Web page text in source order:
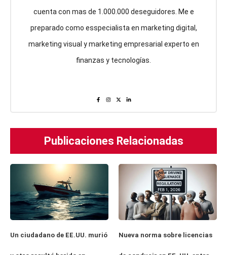
cuenta con mas de 1.000.000 deseguidores. Me e
preparado como esspecialista en marketing digital,
marketing visual y marketing empresarial experto en
finanzas y tecnologías.
Publicaciones Relacionadas
Un ciudadano de EE.UU. murió Nueva norma sobre licencias